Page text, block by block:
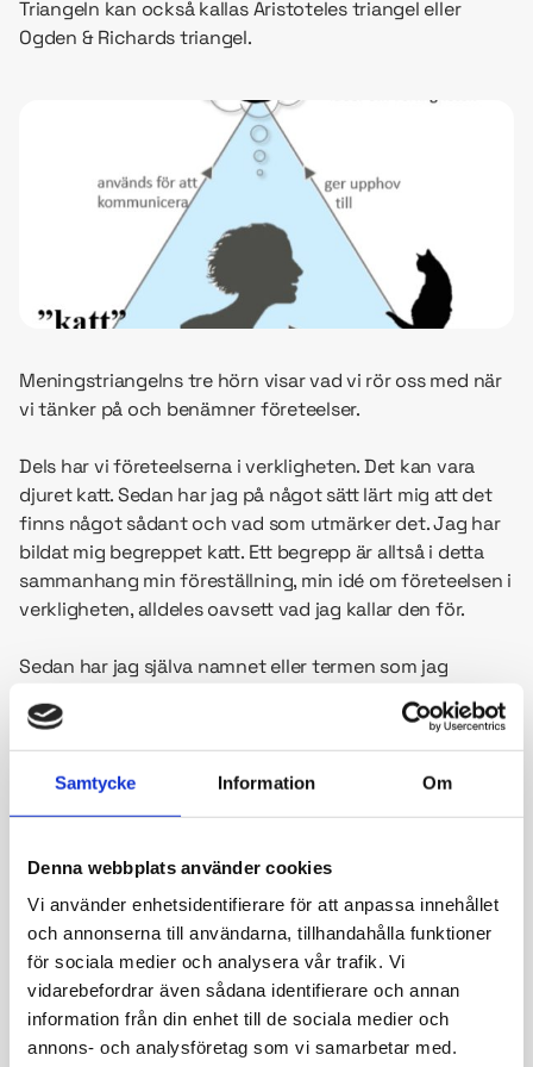
Samtycke Information Om
Denna webbplats använder cookies
Vi använder enhetsidentifierare för att anpassa innehållet
och annonserna till användarna, tillhandahålla funktioner
för sociala medier och analysera vår trafik. Vi
vidarebefordrar även sådana identifierare och annan
information från din enhet till de sociala medier och
annons- och analysföretag som vi samarbetar med.
Triangeln kan också kallas Aristoteles triangel eller
Ogden & Richards triangel.
Meningstriangelns tre hörn visar vad vi rör oss med när
vi tänker på och benämner företeelser.
Dels har vi företeelserna i verkligheten. Det kan vara
djuret katt. Sedan har jag på något sätt lärt mig att det
finns något sådant och vad som utmärker det. Jag har
bildat mig begreppet katt. Ett begrepp är alltså i detta
sammanhang min föreställning, min idé om företeelsen i
verkligheten, alldeles oavsett vad jag kallar den för.
Sedan har jag själva namnet eller termen som jag
kommunicera med (som man inom semiotiken ofta
kallar tecken eller symbol): ”katt”.
Dessa tre saker kan röra sig tämligen fritt i förhållande
sig vi kan tänka på den eller har namn för den. Vi kan ha
olika föreställningar om företeelsen. Man kan tänka sig
att vi blandar ihop olika företeelser och därmed inte
skiljer på dem i huvudet.
Framförallt är det viktigt att skilja på termer och
begrepp. Vi kan ha olika termer för samma begrepp. Det